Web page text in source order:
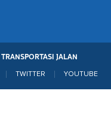
JALAN
TWITTER YOUTUBE